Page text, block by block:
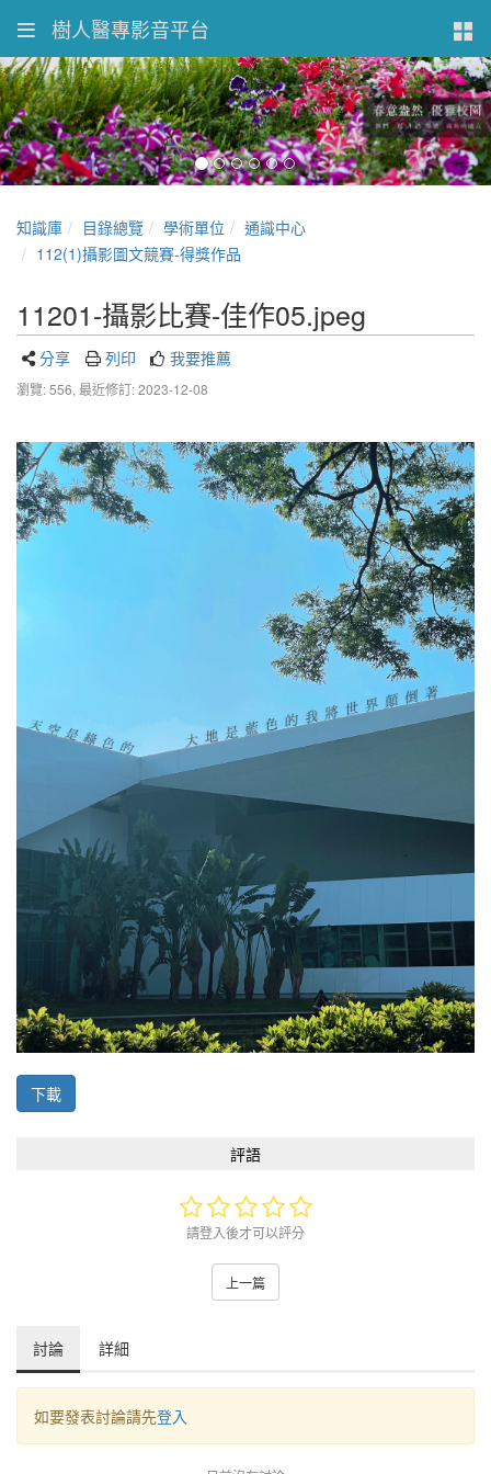
樹人醫專影音平台
知識庫 目錄總覽 學術單位
通識中心
112(1)攝影圖文競賽-得獎作品
11201-攝影比賽-佳作05.jpeg
分享 列印 我要推薦
瀏覽: 556, 最近修訂: 2023-12-08
下載
評語
請登入後才可以評分
上一篇
討論 詳細
如要發表討論請先登入